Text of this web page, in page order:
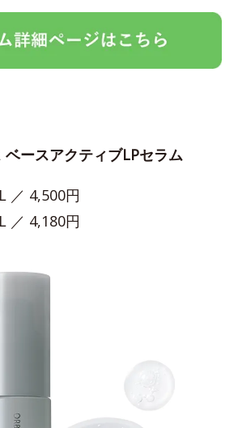
ースアクティブLPセラム
／ 4,500円
／ 4,180円